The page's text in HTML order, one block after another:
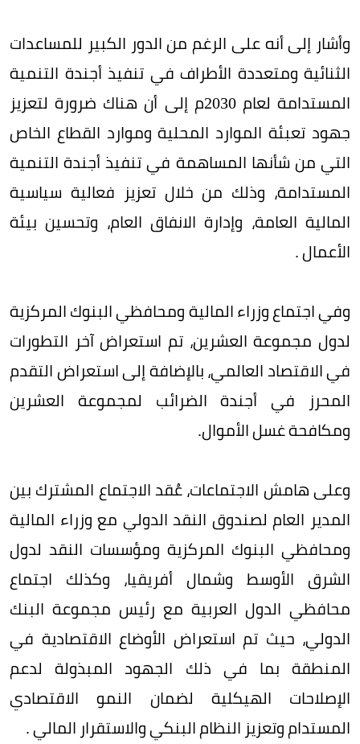
وأشار إلى أنه على الرغم من الدور الكبير للمساعدات
الثنائية ومتعددة الأطراف في تنفيذ أجندة التنمية
المستدامة لعام 2030م إلى أن هناك ضرورة لتعزيز
جهود تعبئة الموارد المحلية وموارد القطاع الخاص
التي من شأنها المساهمة في تنفيذ أجندة التنمية
المستدامة، وذلك من خلال تعزيز فعالية سياسية
المالية العامة، وإدارة الانفاق العام، وتحسين بيئة
الأعمال .
وفي اجتماع وزراء المالية ومحافظي البنوك المركزية
لدول مجموعة العشرين، تم استعراض آخر التطورات
في الاقتصاد العالمي، بالإضافة إلى استعراض التقدم
المحرز في أجندة الضرائب لمجموعة العشرين
ومكافحة غسل الأموال.
وعلى هامش الاجتماعات، عُقد الاجتماع المشترك بين
المدير العام لصندوق النقد الدولي مع وزراء المالية
ومحافظي البنوك المركزية ومؤسسات النقد لدول
الشرق الأوسط وشمال أفريقيا، وكذلك اجتماع
محافظي الدول العربية مع رئيس مجموعة البنك
الدولي، حيث تم استعراض الأوضاع الاقتصادية في
المنطقة بما في ذلك الجهود المبذولة لدعم
الإصلاحات الهيكلية لضمان النمو الاقتصادي
المستدام وتعزيز النظام البنكي والاستقرار المالي .